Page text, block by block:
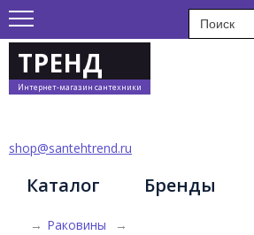
ТРЕНД
Интернет-магазин сантехники
shop@santehtrend.ru
Каталог Бренды
→ Раковины
→